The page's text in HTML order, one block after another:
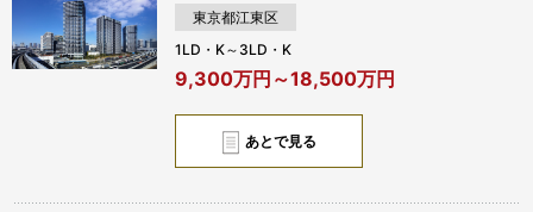
あとで見る
東京都江東区
1LD・K～3LD・K
9,300万円～18,500万円